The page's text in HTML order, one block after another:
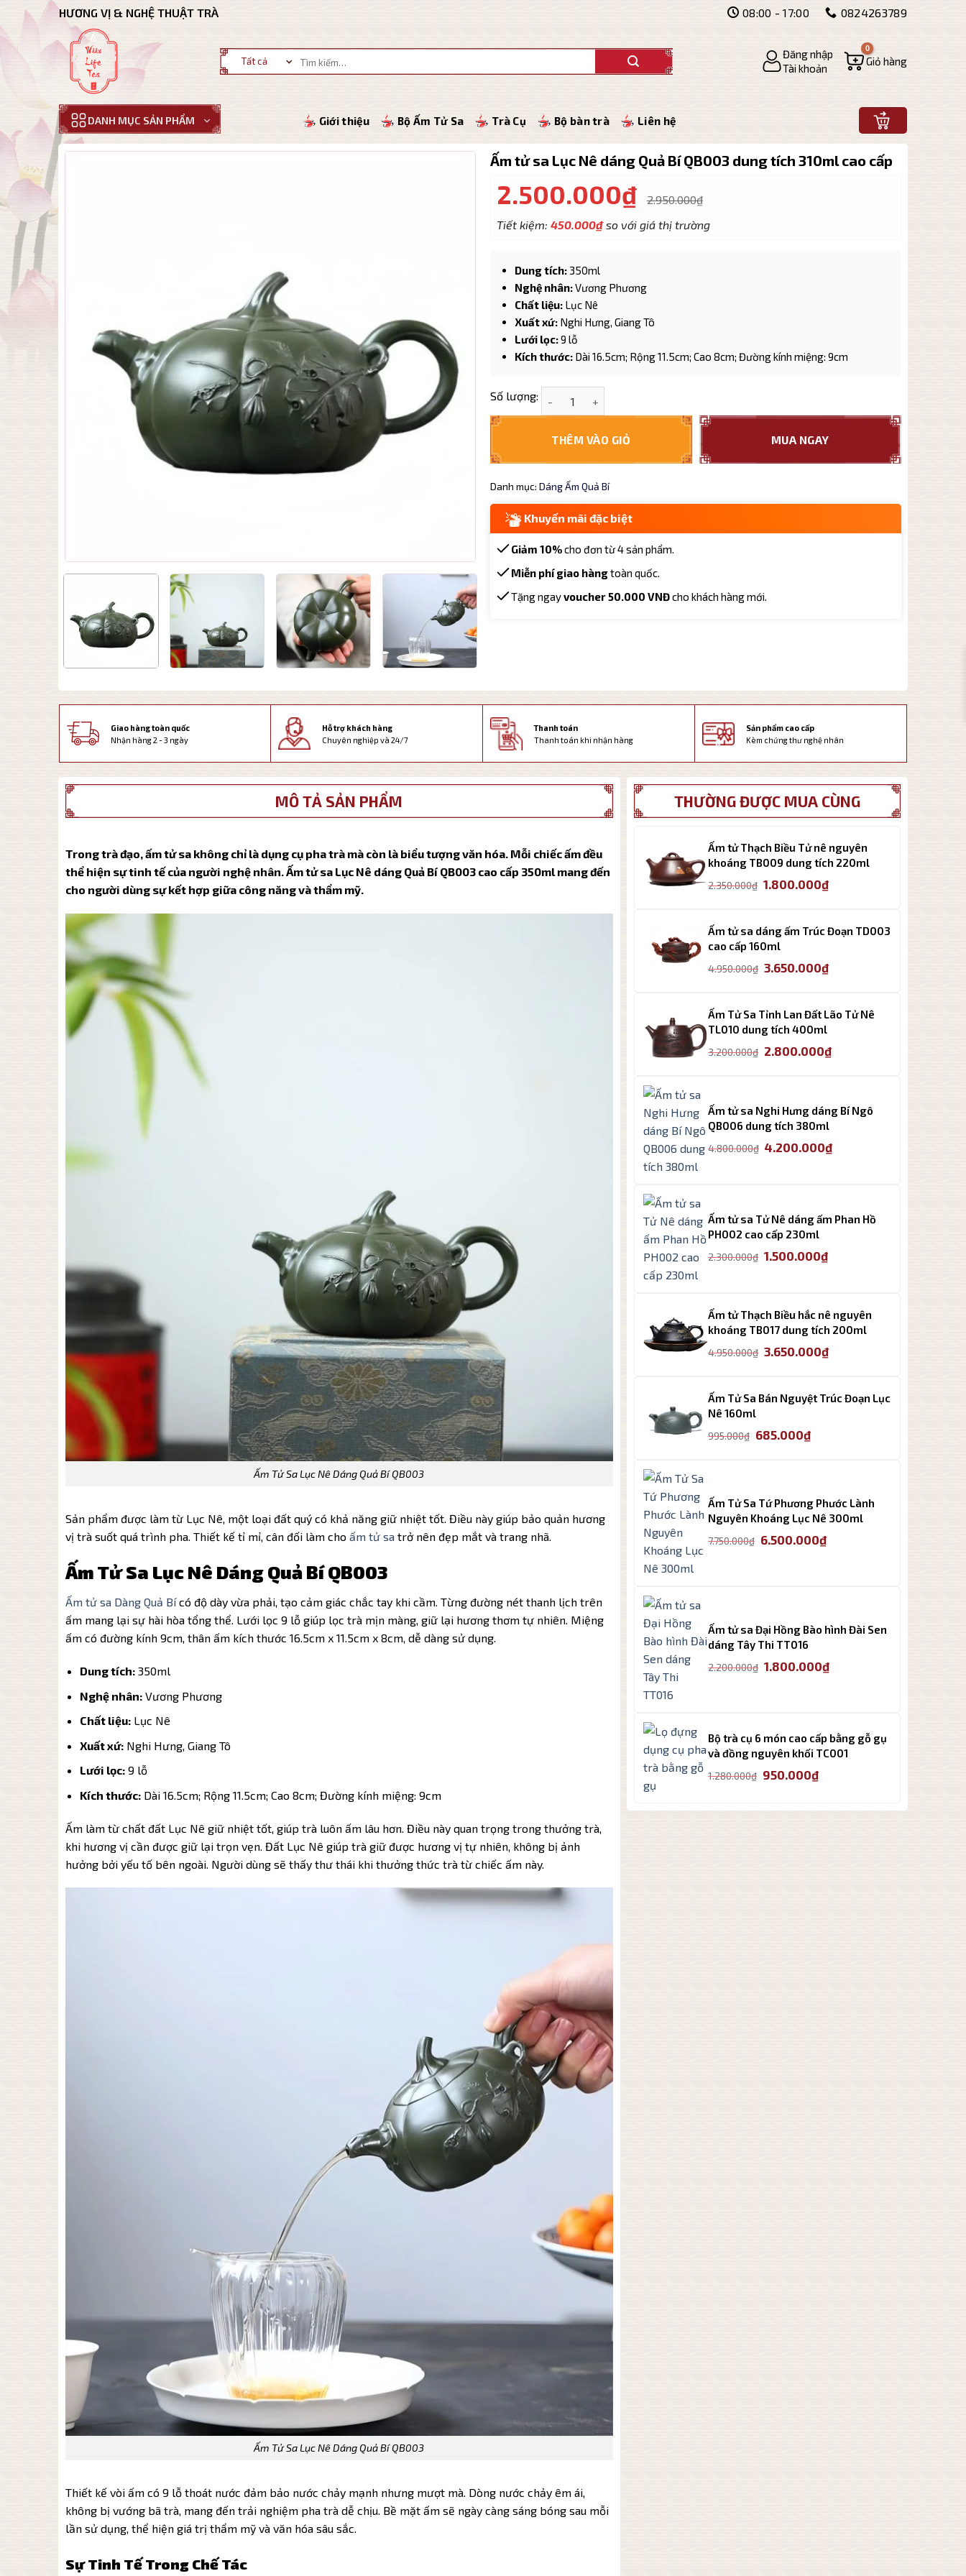
qua
nội
HƯƠNG VỊ & NGHỆ THUẬT TRÀ 08:00 - 17:00 0824263789
kiếm:
Đăng nhập
Tài khoản
Giỏ hàng
DANH MỤC SẢN PHẨM Giới thiệu Bộ Ấm Tử Sa Trà Cụ Bộ bàn trà Liên hệ
Ấm tử sa Lục Nê dáng Quả Bí QB003 dung tích 310ml cao cấp
2.500.000₫ 2.950.000₫
Tiết kiệm: 450.000₫so với giá thị trường
Dung tích: 350ml
Nghệ nhân:Vương Phương
Chất liệu: Lục Nê
Xuất xứ: Nghi Hưng, Giang Tô
Lưới lọc:9 lỗ
Kích thước: Dài 16.5cm; Rộng 11.5cm; Cao 8cm; Đường kính miệng: 9cm
Số lượng:
THÊM VÀO GIỎ MUA NGAY
Danh mục: Dáng Ấm Quả Bí
Khuyến mãi đặc biệt
Giảm 10%cho đơn từ 4 sản phẩm.
Miễn phí giao hàngtoàn quốc.
Tặng ngayvoucher 50.000 VNĐcho khách hàng mới.
Giao hàng toàn quốc
Nhận hàng 2 - 3 ngày
Hỗ trợ khách hàng
Chuyên nghiệp và 24/7
Thanh toán
Thanh toán khi nhận hàng
Sản phẩm cao cấp
Kèm chứng thư nghệ nhân
MÔ TẢ SẢN PHẨM
Trong trà đạo, ấm tử sa không chỉ là dụng cụ pha trà mà còn là biểu tượng văn hóa. Mỗi chiếc ấm đều
thể hiện sự tinh tế của người nghệ nhân. Ấm tử sa Lục Nê dáng Quả Bí QB003 cao cấp 350ml mang đến
cho người dùng sự kết hợp giữa công năng và thẩm mỹ.
Ấm Tử Sa Lục Nê Dáng Quả Bí QB003
Sản phẩm được làm từ Lục Nê, một loại đất quý có khả năng giữ nhiệt tốt. Điều này giúp bảo quản hương
vị trà suốt quá trình pha. Thiết kế tỉ mỉ, cân đối làm cho ấm tử sa trở nên đẹp mắt và trang nhã.
Ấm Tử Sa Lục Nê Dáng Quả Bí QB003
Ấm tử sa Dàng Quả Bícó độ dày vừa phải, tạo cảm giác chắc tay khi cầm. Từng đường nét thanh lịch trên
ấm mang lại sự hài hòa tổng thể. Lưới lọc 9 lỗ giúp lọc trà mịn màng, giữ lại hương thơm tự nhiên. Miệng
ấm có đường kính 9cm, thân ấm kích thước 16.5cm x 11.5cm x 8cm, dễ dàng sử dụng.
Dung tích: 350ml
Nghệ nhân: Vương Phương
Chất liệu: Lục Nê
Xuất xứ: Nghi Hưng, Giang Tô
Lưới lọc: 9 lỗ
Kích thước: Dài 16.5cm; Rộng 11.5cm; Cao 8cm; Đường kính miệng: 9cm
Ấm làm từ chất đất Lục Nê giữ nhiệt tốt, giúp trà luôn ấm lâu hơn. Điều này quan trọng trong thưởng trà,
khi hương vị cần được giữ lại trọn vẹn. Đất Lục Nê giúp trà giữ được hương vị tự nhiên, không bị ảnh
hưởng bởi yếu tố bên ngoài. Người dùng sẽ thấy thư thái khi thưởng thức trà từ chiếc ấm này.
Ấm Tử Sa Lục Nê Dáng Quả Bí QB003
Thiết kế vòi ấm có 9 lỗ thoát nước đảm bảo nước chảy mạnh nhưng mượt mà. Dòng nước chảy êm ái,
không bị vướng bã trà, mang đến trải nghiệm pha trà dễ chịu. Bề mặt ấm sẽ ngày càng sáng bóng sau mỗi
lần sử dụng, thể hiện giá trị thẩm mỹ và văn hóa sâu sắc.
Sự Tinh Tế Trong Chế Tác
THƯỜNG ĐƯỢC MUA CÙNG
Ấm tử Thạch Biều Tử nê nguyên
khoáng TB009 dung tích 220ml
2.350.000₫ Giá
2.350.000₫.
1.800.000₫Giá
là:
Ấm tử sa dáng ấm Trúc Đoạn TD003
cao cấp 160ml
4.950.000₫ Giá
4.950.000₫.
3.650.000₫Giá
là:
Ấm Tử Sa Tỉnh Lan Đất Lão Tử Nê
TL010 dung tích 400ml
3.200.000₫ Giá
2.800.000₫Giá
2.800.000₫.
Ấm tử sa Nghi Hưng dáng Bí Ngô
QB006 dung tích 380ml
4.800.000₫ Giá
4.200.000₫Giá
Ấm tử sa Tử Nê dáng ấm Phan Hồ
PH002 cao cấp 230ml
2.300.000₫ Giá
1.500.000₫Giá
1.500.000₫.
Ấm tử Thạch Biều hắc nê nguyên
khoáng TB017 dung tích 200ml
4.950.000₫ Giá
4.950.000₫.
3.650.000₫Giá
là:
Ấm Tử Sa Bán Nguyệt Trúc Đoạn Lục
Nê 160ml
995.000₫ Giá
685.000₫Giá
Ấm Tử Sa Tứ Phương Phước Lành
Nguyên Khoáng Lục Nê 300ml
7.750.000₫ Giá
6.500.000₫Giá
Ấm tử sa Đại Hồng Bào hình Đài Sen
dáng Tây Thi TT016
2.200.000₫ Giá
1.800.000₫Giá
Bộ trà cụ 6 món cao cấp bằng gỗ gụ
và đồng nguyên khối TC001
1.280.000₫ Giá
950.000₫Giá